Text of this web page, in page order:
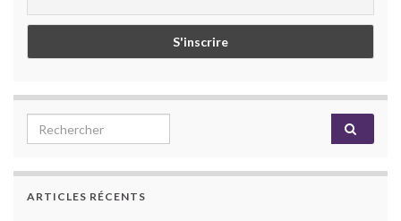
Search for:
ARTICLES RÉCENTS